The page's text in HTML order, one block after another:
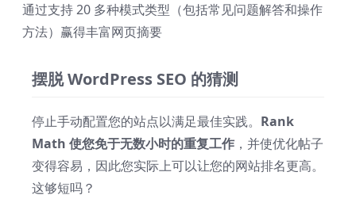
通过支持 20 多种模式类型（包括常见问题解答和操作
方法）赢得丰富网页摘要
摆脱 WordPress SEO 的猜测
停止手动配置您的站点以满足最佳实践。 Rank
Math 使您免于无数小时的重复工作 ，并使优化帖子
变得容易，因此您实际上可以让您的网站排名更高。
这够短吗？